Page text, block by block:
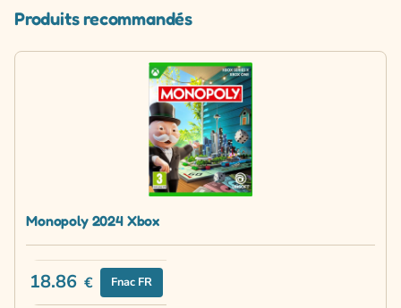
Produits recommandés
Monopoly 2024 Xbox
18.86 € Fnac FR